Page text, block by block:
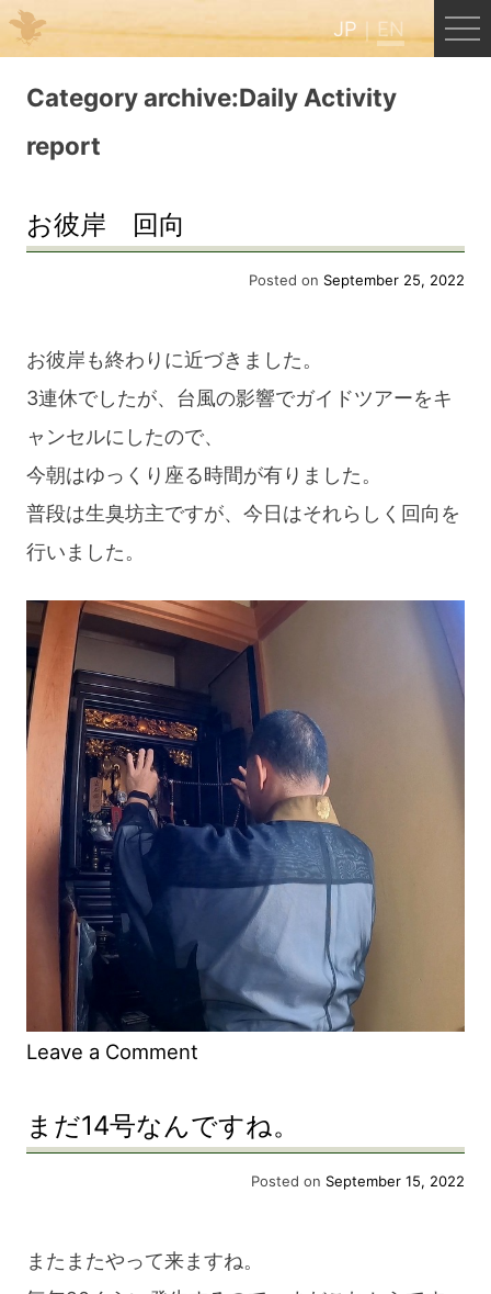
JP EN
Menu
JP EN
HOME
Kumano Backpackers
Kumano Experience
blog
Category archive:Daily Activity
report
お彼岸 回向
Posted on September 25, 2022
お彼岸も終わりに近づきました。
3連休でしたが、台風の影響でガイドツアーをキ
ャンセルにしたので、
今朝はゆっくり座る時間が有りました。
普段は生臭坊主ですが、今日はそれらしく回向を
行いました。
Leave a Comment
彼
向
まだ14号なんですね。
Posted on September 15, 2022
またまたやって来ますね。